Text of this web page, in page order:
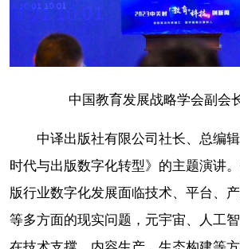
中国教育发展战略学会副会
中译出版社有限公司社长、总编
时代与出版数字化转型》的主题演讲
版行业数字化发展面临技术、平台、
等多方面的现实问题，元宇宙、人工